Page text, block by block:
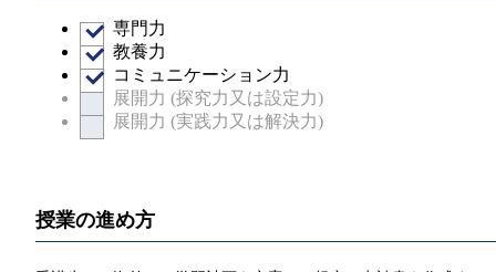
専門力
教養力
コミュニケーション力
展開力 (探究力又は設定力)
展開力 (実践力又は解決力)
授業の進め方